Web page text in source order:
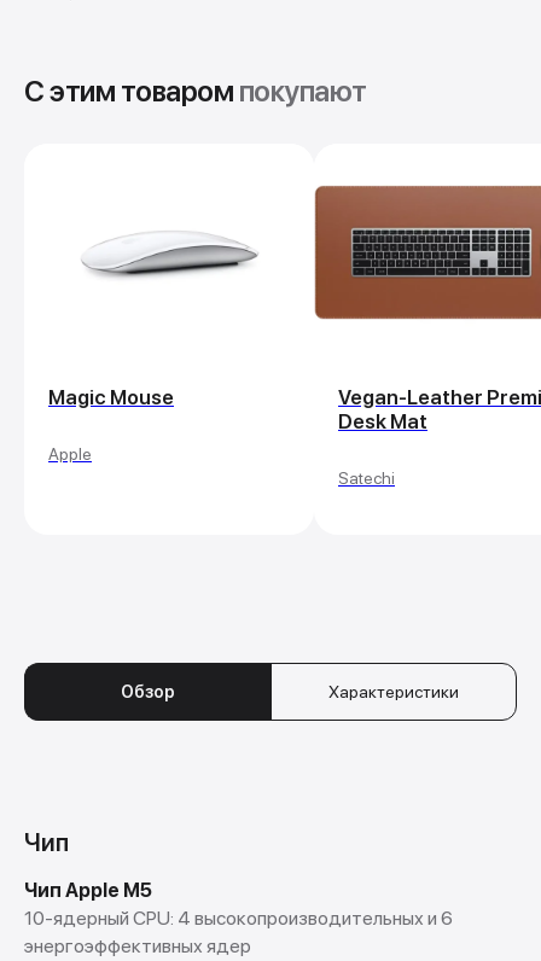
С этим товаром покупают
Magic Mouse
Apple
Vegan-Leather
Desk Mat
Satechi
Обзор Характеристики
Чип
Чип Apple M5
10-ядерный CPU: 4 высокопроизводительных и 6
энергоэффективных ядер